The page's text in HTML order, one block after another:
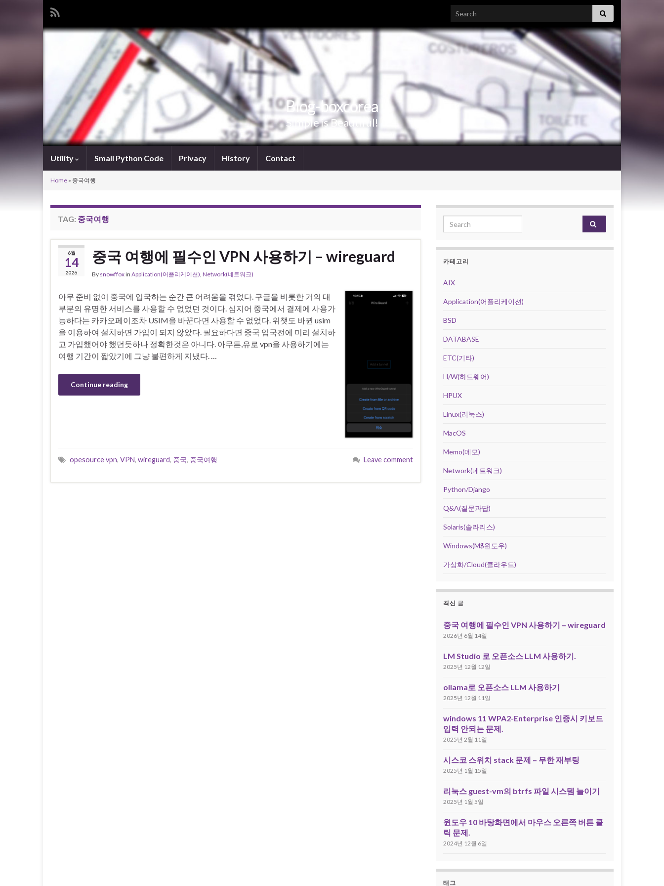
Search for:
Blog-boxcorea
Simple is Beautiful!
Utility Small Python Code Privacy History Contact
Home » 중국여행
TAG: 중국여행
6월
14
2026
중국 여행에 필수인 VPN 사용하기 – wireguard
By snowffoxin Application(어플리케이션), Network(네트워크)
아무 준비 없이 중국에 입국하는 순간 큰 어려움을 겪었다. 구글을 비롯한 거의 대
부분의 유명한 서비스를 사용할 수 없었던 것이다. 심지어 중국에서 결제에 사용가
능하다는 카카오페이조차 USIM을 바꾼다면 사용할 수 없었다. 위챗도 바뀐 usim
을 이용하여 설치하면 가입이 되지 않았다. 필요하다면 중국 입국전에 미리 설치하
고 가입했어야 했던듯하나 정확한것은 아니다. 아무튼,유로 vpn을 사용하기에는
여행 기간이 짧았기에 그냥 불편하게 지냈다. …
Continue reading
opesource vpn, VPN, wireguard, 중국, 중국여행 Leave comment
Search for:
카테고리
AIX
Application(어플리케이션)
BSD
DATABASE
ETC(기타)
H/W(하드웨어)
HPUX
Linux(리눅스)
MacOS
Memo(메모)
Network(네트워크)
Python/Django
Q&A(질문과답)
Solaris(솔라리스)
Windows(M$윈도우)
가상화/Cloud(클라우드)
최신 글
중국 여행에 필수인 VPN 사용하기 – wireguard
2026년 6월 14일
LM Studio 로 오픈소스 LLM 사용하기.
2025년 12월 12일
ollama로 오픈소스 LLM 사용하기
2025년 12월 11일
windows 11 WPA2-Enterprise 인증시 키보드
입력 안되는 문제.
2025년 2월 11일
시스코 스위치 stack 문제 – 무한 재부팅
2025년 1월 15일
리눅스 guest-vm의 btrfs 파일 시스템 늘이기
2025년 1월 5일
윈도우 10 바탕화면에서 마우스 오른쪽 버튼 클
릭 문제.
2024년 12월 6일
태그